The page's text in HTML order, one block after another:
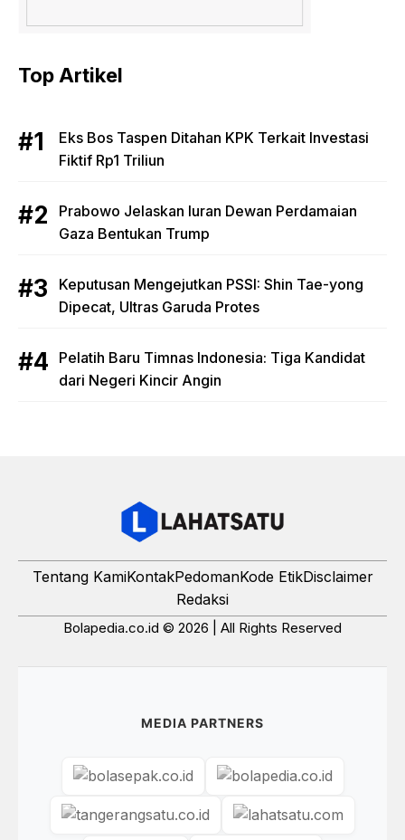
Top Artikel
Eks Bos Taspen Ditahan KPK Terkait Investasi
Fiktif Rp1 Triliun
Prabowo Jelaskan Iuran Dewan Perdamaian
Gaza Bentukan Trump
Keputusan Mengejutkan PSSI: Shin Tae-yong
Dipecat, Ultras Garuda Protes
Pelatih Baru Timnas Indonesia: Tiga Kandidat
dari Negeri Kincir Angin
Tentang KamiKontakPedomanKode EtikDisclaimer
Redaksi
Bolapedia.co.id © 2026 | All Rights Reserved
MEDIA PARTNERS